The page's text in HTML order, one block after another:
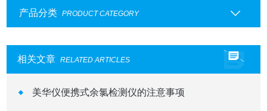
产品分类 PRODUCT CATEGORY
相关文章 RELATED ARTICLES
美华仪便携式余氯检测仪的注意事项